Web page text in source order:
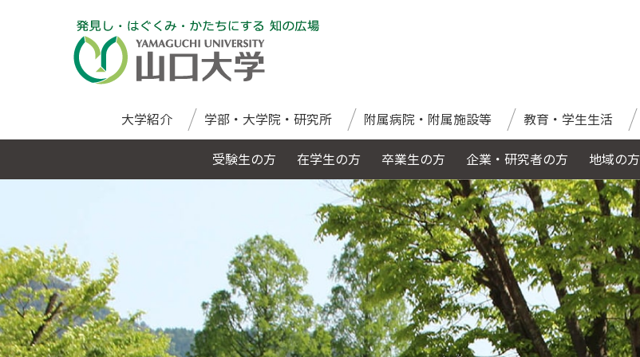
大学紹介 学部・大学院・研究所 附属病院・附属施設等 教育・学生生活
受験生の方 在学生の方 卒業生の方 企業・研究者の方 地域の方